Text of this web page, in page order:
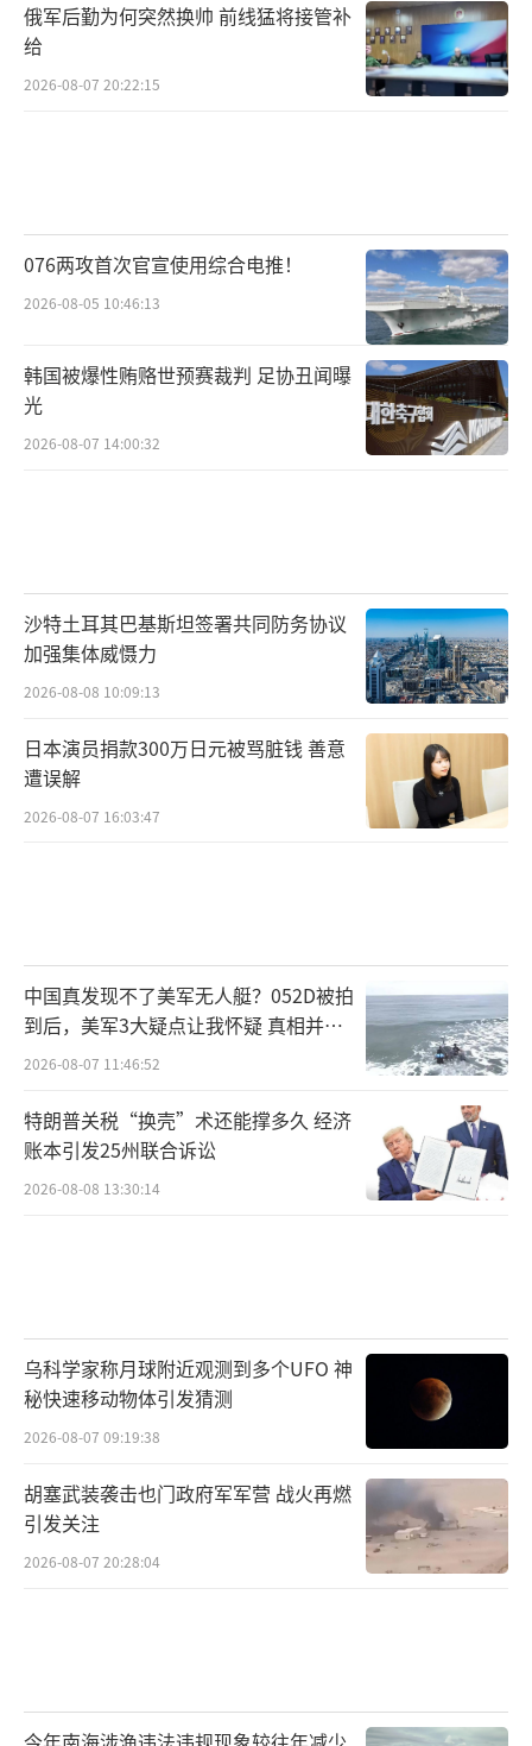
俄军后勤为何突然换帅 前线猛将接管补
给
2026-08-07 20:22:15
076两攻首次官宣使用综合电推！
2026-08-05 10:46:13
韩国被爆性贿赂世预赛裁判 足协丑闻曝
光
2026-08-07 14:00:32
沙特土耳其巴基斯坦签署共同防务协议
加强集体威慑力
2026-08-08 10:09:13
日本演员捐款300万日元被骂脏钱 善意
遭误解
2026-08-07 16:03:47
中国真发现不了美军无人艇？052D被拍
到后，美军3大疑点让我怀疑 真相并非
如此
2026-08-07 11:46:52
特朗普关税“换壳”术还能撑多久 经济
账本引发25州联合诉讼
2026-08-08 13:30:14
乌科学家称月球附近观测到多个UFO 神
秘快速移动物体引发猜测
2026-08-07 09:19:38
胡塞武装袭击也门政府军军营 战火再燃
引发关注
2026-08-07 20:28:04